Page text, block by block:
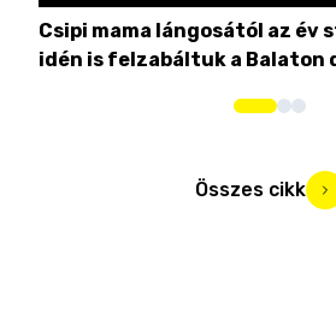
Csipi mama lángosától az év
idén is felzabáltuk a Balaton
Összes cikk